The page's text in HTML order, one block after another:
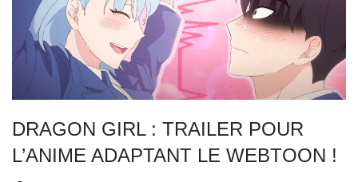
DRAGON GIRL : TRAILER POUR
L’ANIME ADAPTANT LE WEBTOON !